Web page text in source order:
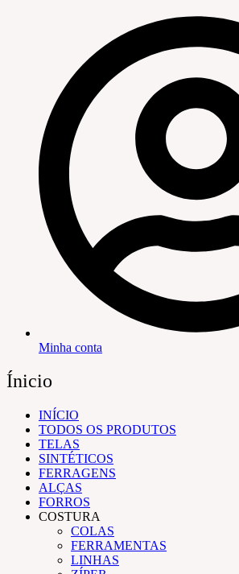
Minha conta
Ínicio
INÍCIO
TODOS OS PRODUTOS
TELAS
SINTÉTICOS
FERRAGENS
ALÇAS
FORROS
COSTURA
COLAS
FERRAMENTAS
LINHAS